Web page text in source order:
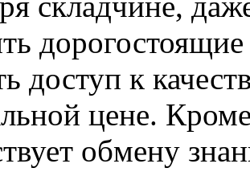
доступ к
цене.
обмену